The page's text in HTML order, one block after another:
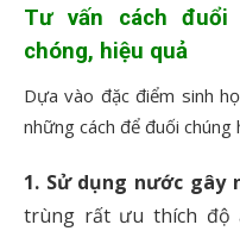
Tư vấn cách
chóng, hiệu quả
Dựa vào đặc điểm sinh
những cách để đuối chúng
1. Sử dụng nước gây
trùng rất ưu thích độ